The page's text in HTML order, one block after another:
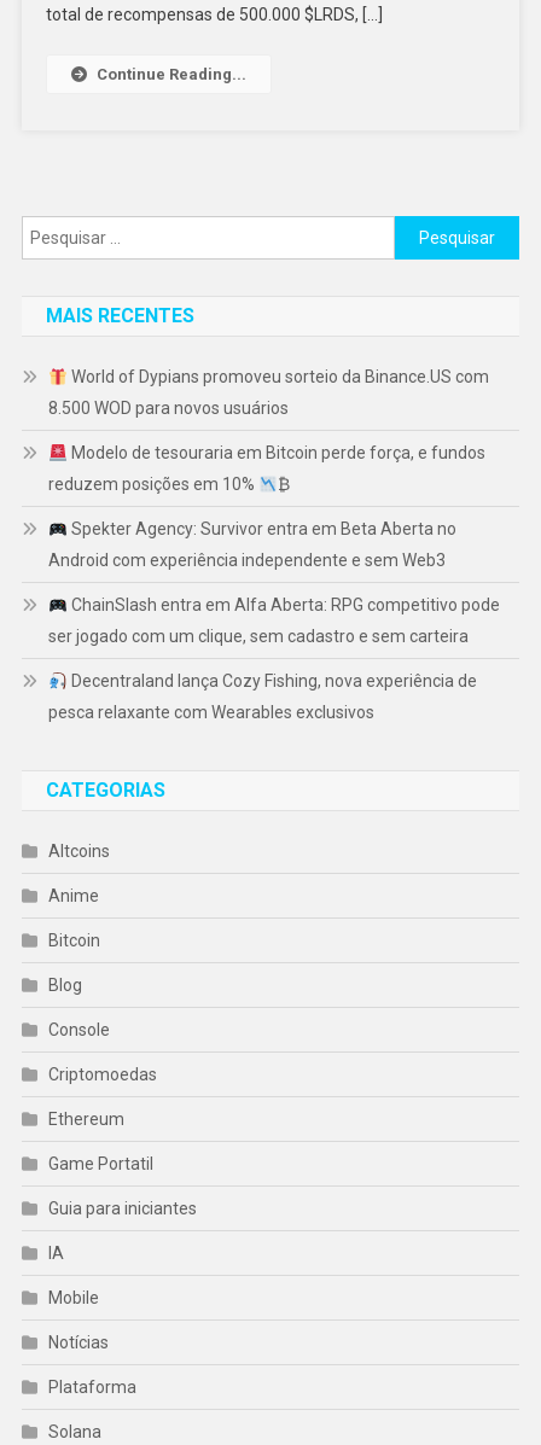
total de recompensas de 500.000 $LRDS, […]
Continue Reading...
Pesquisar
por:
MAIS RECENTES
World of Dypians promoveu sorteio da Binance.US com
8.500 WOD para novos usuários
Modelo de tesouraria em Bitcoin perde força, e fundos
reduzem posições em 10%
₿
Spekter Agency: Survivor entra em Beta Aberta no
Android com experiência independente e sem Web3
ChainSlash entra em Alfa Aberta: RPG competitivo pode
ser jogado com um clique, sem cadastro e sem carteira
Decentraland lança Cozy Fishing, nova experiência de
pesca relaxante com Wearables exclusivos
CATEGORIAS
Altcoins
Anime
Bitcoin
Blog
Console
Criptomoedas
Ethereum
Game Portatil
Guia para iniciantes
IA
Mobile
Notícias
Plataforma
Solana